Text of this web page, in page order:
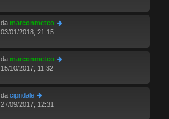
da marconmeteo
03/01/2018, 21:15
da marconmeteo
15/10/2017, 11:32
da cipndale
27/09/2017, 12:31